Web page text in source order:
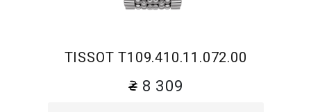
TISSOT T109.410.11.072.00
8 309